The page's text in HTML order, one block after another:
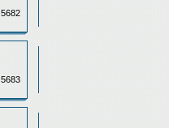
5682
5683